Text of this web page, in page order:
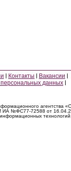
Контакты
Вакансии
данных
агентства
ИА №ФС77-72588 от